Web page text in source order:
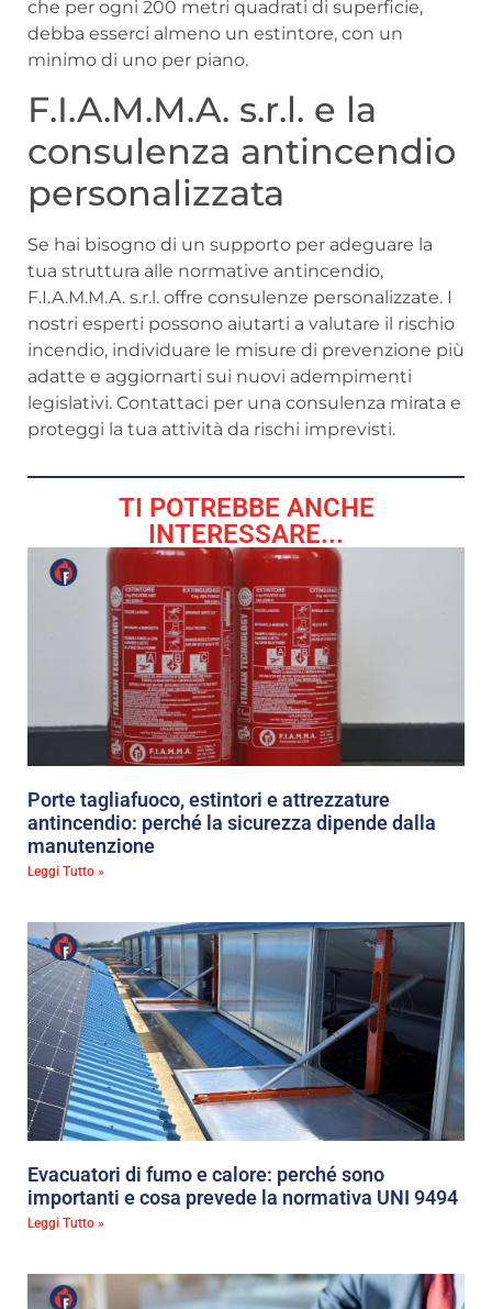
che per ogni 200 metri quadrati di superficie,
debba esserci almeno un estintore, con un
minimo di uno per piano.
F.I.A.M.M.A. s.r.l. e la
consulenza antincendio
personalizzata
Se hai bisogno di un supporto per adeguare la
tua struttura alle normative antincendio,
F.I.A.M.M.A. s.r.l. offre consulenze personalizzate. I
nostri esperti possono aiutarti a valutare il rischio
incendio, individuare le misure di prevenzione più
adatte e aggiornarti sui nuovi adempimenti
legislativi. Contattaci per una consulenza mirata e
proteggi la tua attività da rischi imprevisti.
TI POTREBBE ANCHE
INTERESSARE...
Porte tagliafuoco, estintori e attrezzature
antincendio: perché la sicurezza dipende dalla
manutenzione
Leggi Tutto »
Evacuatori di fumo e calore: perché sono
importanti e cosa prevede la normativa UNI 9494
Leggi Tutto »